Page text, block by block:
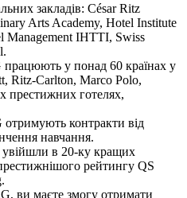
закладів: César Ritz
Arts Academy, Hotel Institute
Management IHTTI, Swiss
у понад 60 країнах у
Ritz-Carlton, Marco Polo,
престижних готелях,
отримують контракти від
навчання.
в 20-ку кращих
рейтингу QS
ви маєте змогу отримати